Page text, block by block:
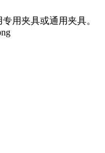
用夹具或通用夹具。